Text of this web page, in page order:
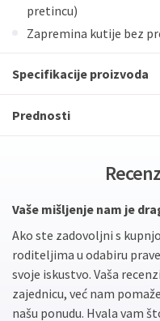
pretincu)
Zapremina kutije bez
Specifikacije proizvoda
Prednosti
Vaše mišljenje nam je
Ako ste zadovoljni s
roditeljima u odabiru
svoje iskustvo. Vaša
zajednicu, već nam
našu ponudu. Hvala vam